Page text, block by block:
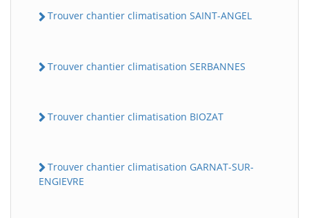
Trouver chantier climatisation SAINT-ANGEL
Trouver chantier climatisation SERBANNES
Trouver chantier climatisation BIOZAT
Trouver chantier climatisation GARNAT-SUR-
ENGIEVRE